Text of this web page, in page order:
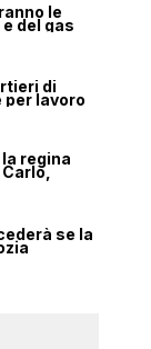
le
del gas
di
per lavoro
regina
se la